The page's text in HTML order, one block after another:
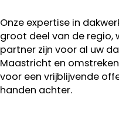
Onze expertise in
groot deel van de regio,
partner zijn voor al uw
Maastricht en
voor een vrijblijvende
handen achter.